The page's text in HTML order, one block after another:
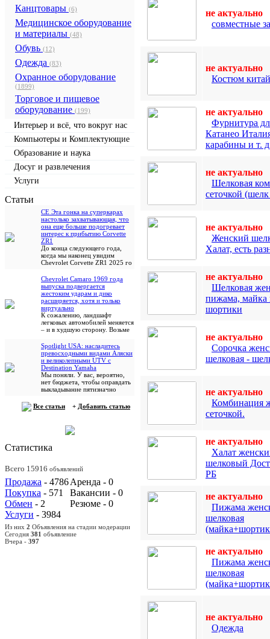
Канцтовары (6)
Медицинское оборудование
и материалы (48)
Обувь (12)
Одежда (83)
Охранное оборудование
(1899)
Торговое и пищевое
оборудование (199)
Интерьер и всё, что вокруг нас
Компьютеры и Комплектующие
Образование и наука
Досуг и развлечения
Услуги
Cтатьи
CE Эта гонка на суперкарах
настолько захватывающая, что
она еще больше подогревает
интерес к прибытию Corvette
ZR1
До конца следующего года,
когда мы наконец увидим
Chevrolet Corvette ZR1 2025 го
Chevrolet Camaro 1969 года
выпуска подвергается
жестоким ударам и дико
расширяется, хотя и только
виртуально
К сожалению, ландшафт
легковых автомобилей меняется
– и в худшую сторону. Возьме
Spotlight USA: насладитесь
превосходными видами Аляски
и великолепными UTV с
Destination Yamaha
Мы поняли. У вас, вероятно,
нет бюджета, чтобы оправдать
выкладывание пятизначно
Все статьи + Добавить статью
Статистика
Всего 15916 объявлений
Продажа - 4786
Покупка - 571
Обмен - 2
Услуги - 3984
Аренда - 0
Вакансии - 0
Резюме - 0
Из них 2 Объявления на стадии модерации
Сегодня 381 объявление
Вчера - 397
не актуально
совместные
не актуально
Костюм
не актуально
Фурнитура
Катанео
карабины и т. д
не актуально
Шелковая
сеточкой
не актуально
Женский
Халат, есть
не актуально
Шелковая
пижама, майка
шортики
не актуально
Сорочка
шелковая -
не актуально
Комбинация
сеточкой.
не актуально
Халат
шелковый
РБ
не актуально
Пижама
шелковая
не актуально
Пижама
шелковая
не актуально
Одежда